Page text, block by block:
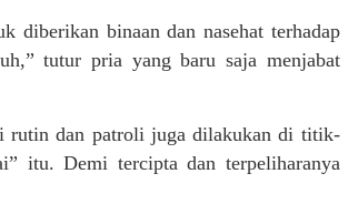
diberikan binaan dan nasehat terhadap
tutur pria yang baru saja menjabat
rutin dan patroli juga dilakukan di titik-
itu. Demi tercipta dan terpeliharanya